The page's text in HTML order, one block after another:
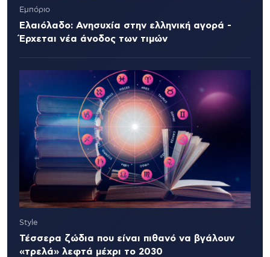
Εμπόριο
Ελαιόλαδο: Ανησυχία στην ελληνική αγορά -
Έρχεται νέα άνοδος των τιμών
Style
Τέσσερα ζώδια που είναι πιθανό να βγάλουν
«τρελά» λεφτά μέχρι το 2030